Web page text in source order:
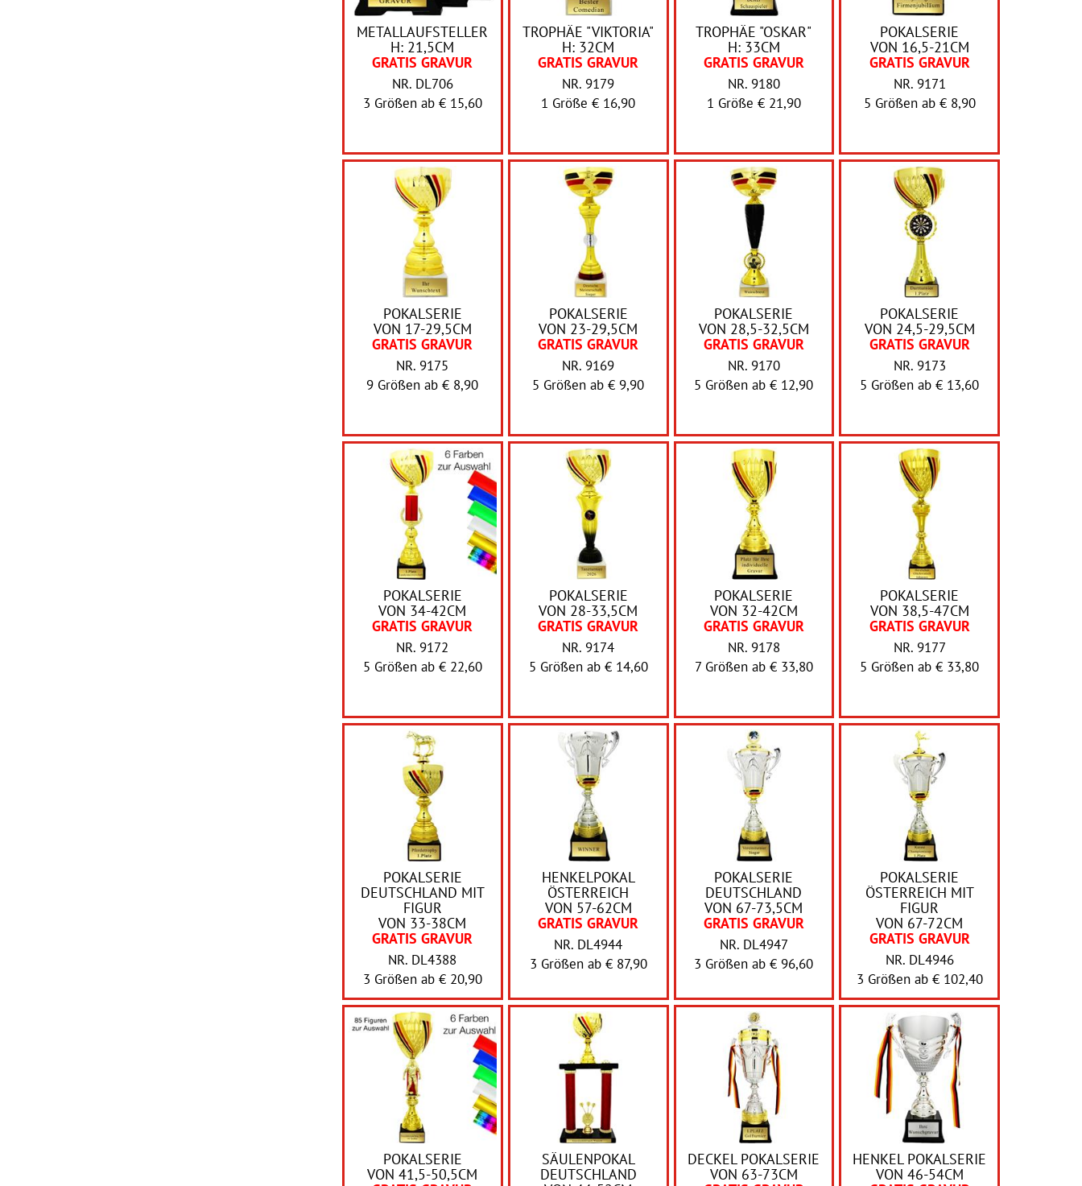
METALLAUFSTELLER
H: 21,5CM
GRATIS GRAVUR
NR. DL706
3 Größen ab € 15,60
TROPHÄE "VIKTORIA"
H: 32CM
GRATIS GRAVUR
NR. 9179
1 Größe € 16,90
TROPHÄE "OSKAR"
H: 33CM
GRATIS GRAVUR
NR. 9180
1 Größe € 21,90
POKALSERIE
VON 16,5-21CM
GRATIS GRAVUR
NR. 9171
5 Größen ab € 8,90
POKALSERIE
VON 17-29,5CM
GRATIS GRAVUR
NR. 9175
9 Größen ab€ 8,90
POKALSERIE
VON 23-29,5CM
GRATIS GRAVUR
NR. 9169
5 Größen ab€ 9,90
POKALSERIE
VON 28,5-32,5CM
GRATIS GRAVUR
NR. 9170
5 Größen ab€ 12,90
POKALSERIE
VON 24,5-29,5CM
GRATIS GRAVUR
NR. 9173
5 Größen ab€ 13,60
POKALSERIE
VON 34-42CM
GRATIS GRAVUR
NR. 9172
5 Größen ab € 22,60
POKALSERIE
VON 28-33,5CM
GRATIS GRAVUR
NR. 9174
5 Größen ab € 14,60
POKALSERIE
VON 32-42CM
GRATIS GRAVUR
NR. 9178
7 Größen ab € 33,80
POKALSERIE
VON 38,5-47CM
GRATIS GRAVUR
NR. 9177
5 Größen ab€ 33,80
POKALSERIE
DEUTSCHLAND MIT
FIGUR
VON 33-38CM
GRATIS GRAVUR
NR. DL4388
3 Größen ab € 20,90
HENKELPOKAL
ÖSTERREICH
VON 57-62CM
GRATIS GRAVUR
NR. DL4944
3 Größen ab € 87,90
POKALSERIE
DEUTSCHLAND
VON 67-73,5CM
GRATIS GRAVUR
NR. DL4947
3 Größen ab€ 96,60
POKALSERIE
ÖSTERREICH MIT
FIGUR
VON 67-72CM
GRATIS GRAVUR
NR. DL4946
3 Größen ab € 102,40
POKALSERIE
VON 41,5-50,5CM
SÄULENPOKAL
DEUTSCHLAND
DECKEL POKALSERIE
VON 63-73CM
HENKEL POKALSERIE
VON 46-54CM